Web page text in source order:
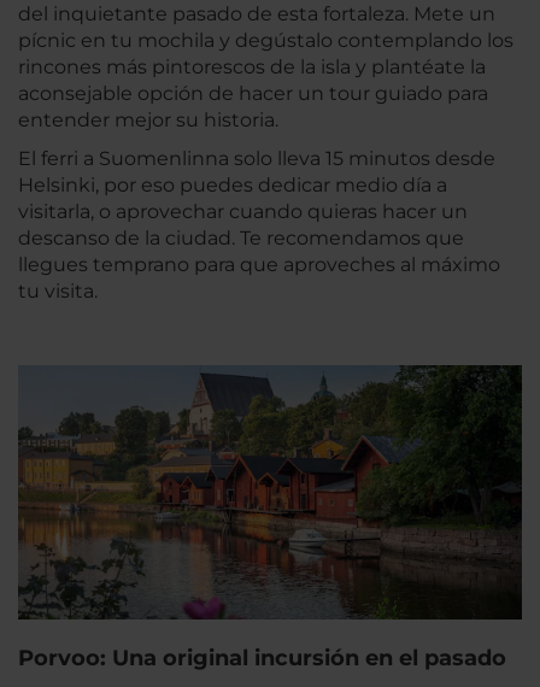
del inquietante pasado de esta fortaleza. Mete un
pícnic en tu mochila y degústalo contemplando los
rincones más pintorescos de la isla y plantéate la
aconsejable opción de hacer un tour guiado para
entender mejor su historia.
El ferri a Suomenlinna solo lleva 15 minutos desde
Helsinki, por eso puedes dedicar medio día a
visitarla, o aprovechar cuando quieras hacer un
descanso de la ciudad. Te recomendamos que
llegues temprano para que aproveches al máximo
tu visita.
Porvoo: Una original incursión en el pasado